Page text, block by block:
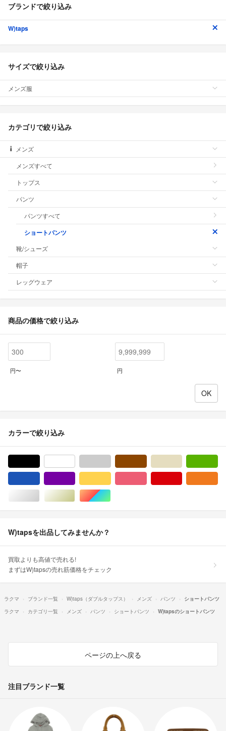
ブランドで絞り込み
W)taps
サイズで絞り込み
メンズ服
カテゴリで絞り込み
メンズ
メンズすべて
トップス
パンツ
パンツすべて
ショートパンツ
靴/シューズ
帽子
レッグウェア
商品の価格で絞り込み
円〜 円
カラーで絞り込み
シルバー/銀色系ゴールド/金色系マルチカラー
W)tapsを出品してみませんか？
買取よりも高値で売れる!
まずはW)tapsの売れ筋価格をチェック
ラクマ ブランド一覧 W)taps（ダブルタップス） メンズ パンツ
ショートパンツ
ラクマ
カテゴリ一覧 メンズ パンツ ショートパンツ W)tapsのショートパンツ
ページの上へ戻る
注目ブランド一覧